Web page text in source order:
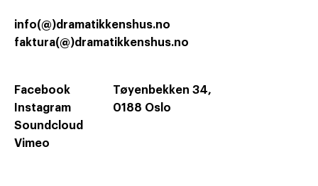
Tøyenbekken 34,
0188 Oslo
info(@)dramatikkenshus.no
faktura(@)dramatikkenshus.no
Facebook
Instagram
Soundcloud
Vimeo